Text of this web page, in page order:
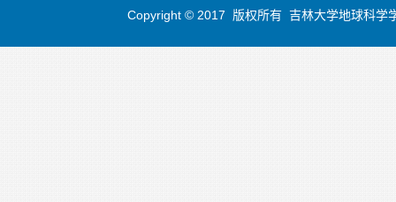
Copyright © 2017 版权所有 吉林大学地球科